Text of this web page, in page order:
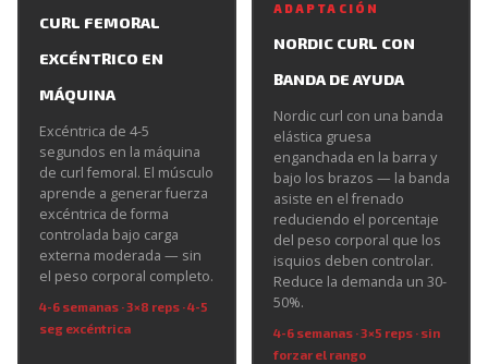
CURL FEMORAL
EXCÉNTRICO EN
MÁQUINA
Excéntrica de 4-5
segundos en la máquina
de curl femoral. El músculo
aprende a generar fuerza
excéntrica de forma
controlada bajo carga
externa moderada — sin
el peso corporal completo.
4-6 semanas · 3×8 reps · 4-5
seg excéntrica
ADAPTACIÓN
NORDIC CURL CON
BANDA DE AYUDA
Nordic curl con una banda
elástica gruesa
enganchada en la barra y
bajo los brazos — la banda
asiste en el frenado
reduciendo el porcentaje
del peso corporal que los
isquios deben controlar.
Reduce la demanda un 30-
50%.
4-6 semanas · 3×5 reps · sin
forzar el rango